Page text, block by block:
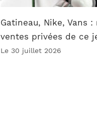
Gatineau, Nike, Vans
ventes privées de ce
Le 30 juillet 2026